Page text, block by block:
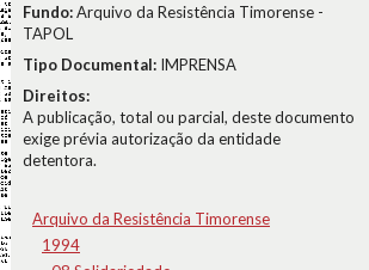
Fundo:Arquivo da Resistência Timorense -
TAPOL
Tipo Documental: IMPRENSA
Direitos:
A publicação, total ou parcial, deste documento
exige prévia autorização da entidade
detentora.
Arquivo da Resistência Timorense
1994